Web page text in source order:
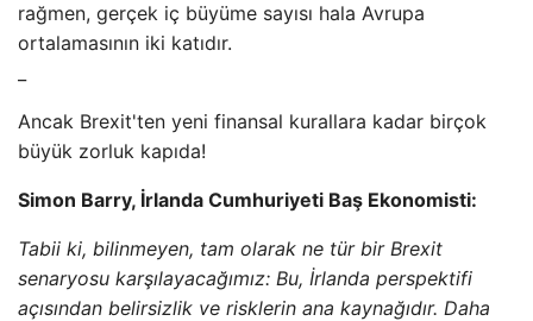
rağmen, gerçek iç büyüme sayısı hala Avrupa
ortalamasının iki katıdır.
Ancak Brexit'ten yeni finansal kurallara kadar birçok
büyük zorluk kapıda!
Simon Barry, İrlanda Cumhuriyeti Baş Ekonomisti:
Tabii ki, bilinmeyen, tam olarak ne tür bir Brexit
senaryosu karşılayacağımız: Bu, İrlanda perspektifi
açısından belirsizlik ve risklerin ana kaynağıdır. Daha